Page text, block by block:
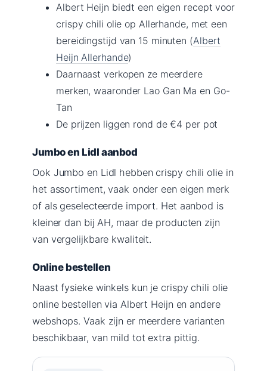
Albert Heijn biedt een eigen recept voor
crispy chili olie op Allerhande, met een
bereidingstijd van 15 minuten (Albert
Heijn Allerhande)
Daarnaast verkopen ze meerdere
merken, waaronder Lao Gan Ma en Go-
Tan
De prijzen liggen rond de €4 per pot
Jumbo en Lidl aanbod
Ook Jumbo en Lidl hebben crispy chili olie in
het assortiment, vaak onder een eigen merk
of als geselecteerde import. Het aanbod is
kleiner dan bij AH, maar de producten zijn
van vergelijkbare kwaliteit.
Online bestellen
Naast fysieke winkels kun je crispy chili olie
online bestellen via Albert Heijn en andere
webshops. Vaak zijn er meerdere varianten
beschikbaar, van mild tot extra pittig.